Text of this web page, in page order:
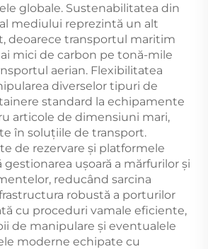
globale. Sustenabilitatea din
mediului reprezintă un alt
deoarece transportul maritim
mici de carbon pe tonă-mile
aerian. Flexibilitatea
diverselor tipuri de
standard la echipamente
articole de dimensiuni mari,
în soluțiile de transport.
de rezervare și platformele
ușoară a mărfurilor și
reducând sarcina
robustă a porturilor
cu proceduri vamale eficiente,
de manipulare și eventualele
moderne echipate cu